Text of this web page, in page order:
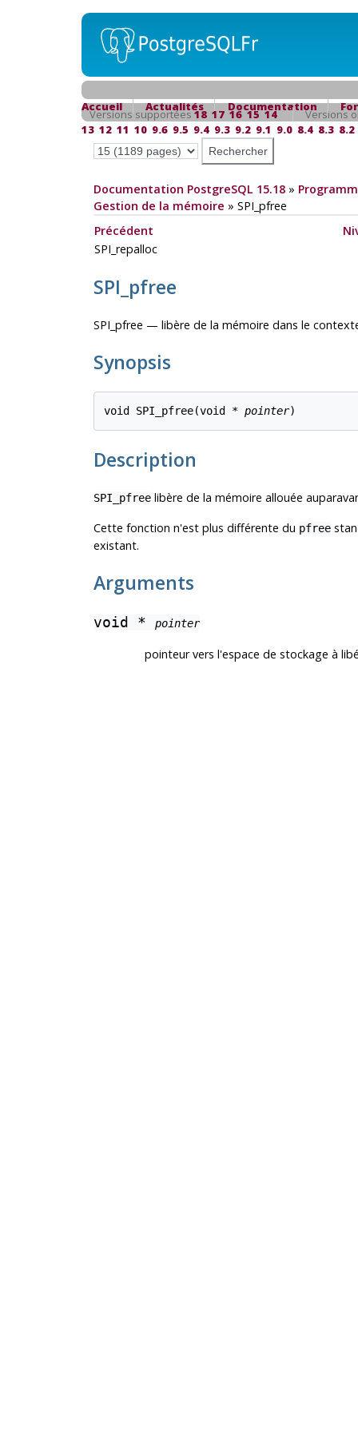
Accueil Actualités Documentation
Versions supportées18 17 16 15 14
Versions
13 12 11 10 9.6 9.5 9.4 9.3 9.2 9.1 9.0 8.4 8.3 8.2
Documentation PostgreSQL 15.18»
Gestion de la mémoire » SPI_pfree
Précédent
SPI_repalloc
SPI_pfree
SPI_pfree — libère de la mémoire dans le
Synopsis
void SPI_pfree(void * pointer)
Description
SPI_pfreelibère de la mémoire allouée
Cette fonction n'est plus différente du pfree
existant.
Arguments
void * pointer
pointeur vers l'espace de stockage à